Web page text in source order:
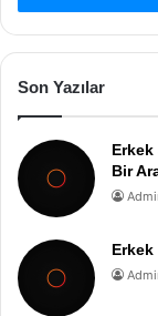
Son Yazılar
Erkek
Bir